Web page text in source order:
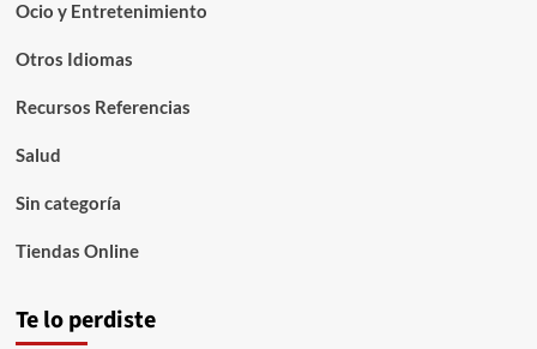
Ocio y Entretenimiento
Otros Idiomas
Recursos Referencias
Salud
Sin categoría
Tiendas Online
Te lo perdiste